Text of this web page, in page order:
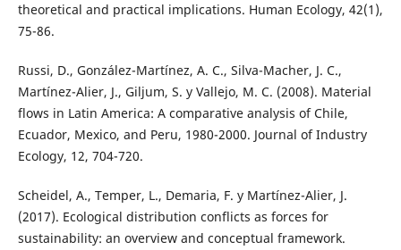
theoretical and practical implications. Human Ecology, 42(1),
75-86.
Russi, D., González-Martínez, A. C., Silva-Macher, J. C.,
Martínez-Alier, J., Giljum, S. y Vallejo, M. C. (2008). Material
flows in Latin America: A comparative analysis of Chile,
Ecuador, Mexico, and Peru, 1980-2000. Journal of Industry
Ecology, 12, 704-720.
Scheidel, A., Temper, L., Demaria, F. y Martínez-Alier, J.
(2017). Ecological distribution conflicts as forces for
sustainability: an overview and conceptual framework.